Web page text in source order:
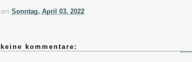
am Sonntag, April 03, 2022
keine kommentare: